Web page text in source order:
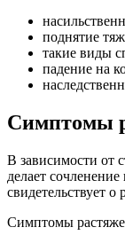
поднятие
такие виды
падение на
Симптомы
В зависимости от
делает
свидетельствует о
Симптомы